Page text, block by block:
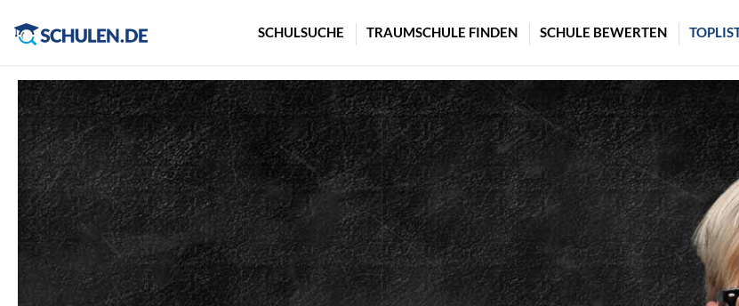
SCHULSUCHE TRAUMSCHULE FINDEN SCHULE BEWERTEN